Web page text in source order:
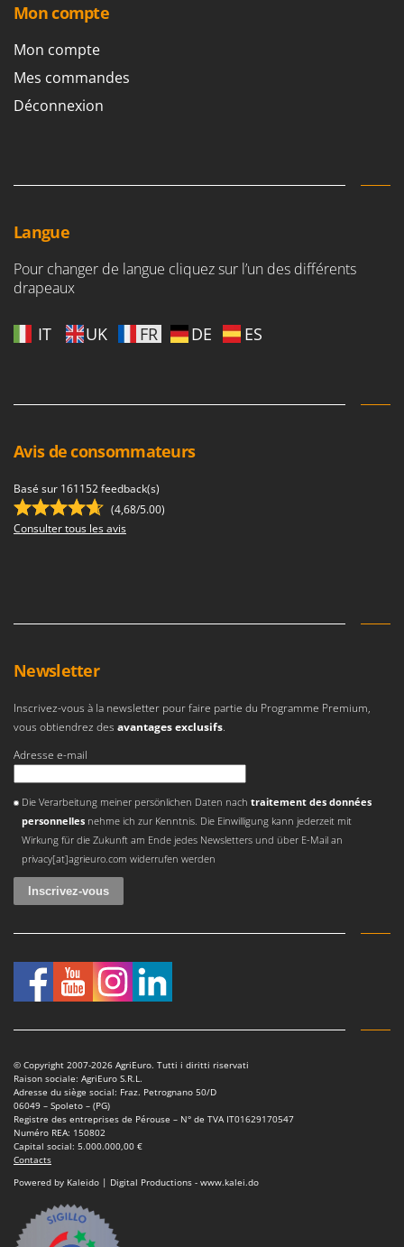
Mon compte
Mon compte
Mes commandes
Déconnexion
Langue
Pour changer de langue cliquez sur l’un des différents
drapeaux
IT UK FR DE ES
Avis de consommateurs
Basé sur 161152 feedback(s)
(4,68/5.00)
Consulter tous les avis
Newsletter
Inscrivez-vous à la newsletter pour faire partie du Programme Premium,
vous obtiendrez des avantages exclusifs.
Adresse e-mail
Die Verarbeitung meiner persönlichen Daten nach traitement des données
personnellesnehme ich zur Kenntnis. Die Einwilligung kann jederzeit mit
Wirkung für die Zukunft am Ende jedes Newsletters und über E-Mail an
privacy[at]agrieuro.com widerrufen werden
© Copyright 2007-2026 AgriEuro. Tutti i diritti riservati
Raison sociale: AgriEuro S.R.L.
Adresse du siège social: Fraz. Petrognano 50/D
06049 – Spoleto – (PG)
Registre des entreprises de Pérouse – N° de TVA IT01629170547
Numéro REA: 150802
Capital social: 5.000.000,00 €
Contacts
Powered by Kaleido | Digital Productions - www.kalei.do